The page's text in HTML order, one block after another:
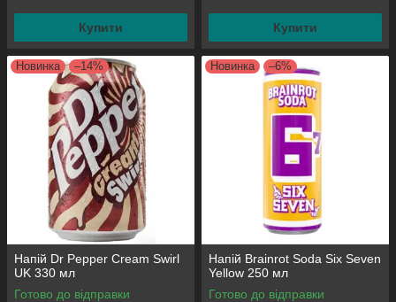
Купити Купити
Новинка –14%
Напій Dr Pepper Cream Swirl
UK 330 мл
Готово до відправки
Новинка –6%
Напій Brainrot Soda Six Seven
Yellow 250 мл
Готово до відправки